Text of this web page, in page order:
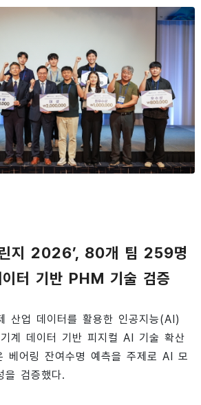
린지 2026’, 80개 팀 259명
터 기반 PHM 기술 검증
산업 데이터를 활용한 인공지능(AI)
계 데이터 기반 피지컬 AI 기술 확산
베어링 잔여수명 예측을 주제로 AI 모
을 검증했다.